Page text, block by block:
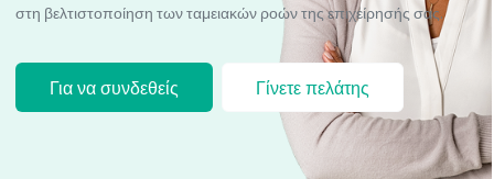
στη βελτιστοποίηση των ταμειακών ροών της επιχείρησής σας.
Για να συνδεθείς Γίνετε πελάτης